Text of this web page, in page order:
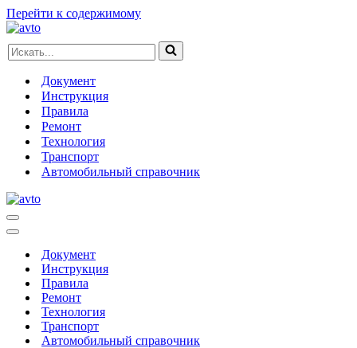
Перейти к содержимому
Искать...
Документ
Инструкция
Правила
Ремонт
Технология
Транспорт
Автомобильный справочник
Меню
навигации
Меню
навигацииДокумент
Инструкция
Правила
Ремонт
Технология
Транспорт
Автомобильный справочник